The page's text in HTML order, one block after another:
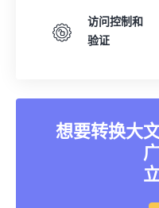
访问控制和
验证
想要转换大